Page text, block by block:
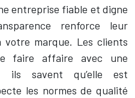
entreprise fiable et digne
renforce leur
marque. Les clients
faire affaire avec une
ils savent qu’elle est
les normes de qualité